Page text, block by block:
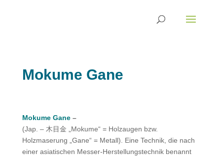
Mokume Gane
Mokume Gane–
(Jap. – 木目金 „Mokume“ = Holzaugen bzw.
Holzmaserung „Gane“ = Metall). Eine Technik, die nach
einer asiatischen Messer-Herstellungstechnik benannt